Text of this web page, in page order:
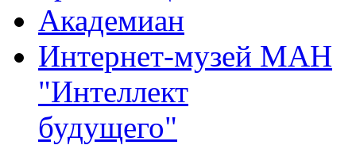
Академиан
Интернет-музей МАН
"Интеллект
будущего"